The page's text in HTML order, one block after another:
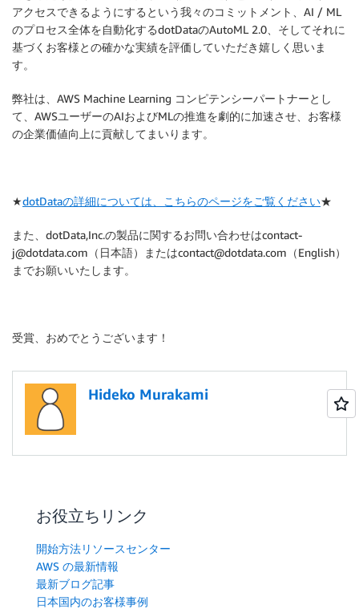
アクセスできるようにするという我々のコミットメント、AI / ML
のプロセス全体を自動化するdotDataのAutoML 2.0、そしてそれに
基づくお客様との確かな実績を評価していただき嬉しく思いま
す。
弊社は、AWS Machine Learning コンピテンシーパートナーとし
て、AWSユーザーのAIおよびMLの推進を劇的に加速させ、お客様
の企業価値向上に貢献してまいります。
★dotDataの詳細については、こちらのページをご覧ください★
また、dotData,Inc.の製品に関するお問い合わせはcontact-
j@dotdata.com（日本語）またはcontact@dotdata.com（English）
までお願いいたします。
受賞、おめでとうございます！
Hideko Murakami
お役立ちリンク
開始方法リソースセンター
AWS の最新情報
最新ブログ記事
日本国内のお客様事例